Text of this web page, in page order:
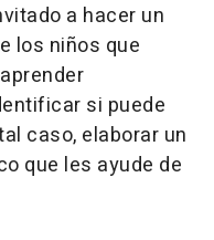
a hacer un
los niños que
si puede
caso, elaborar un
que les ayude de